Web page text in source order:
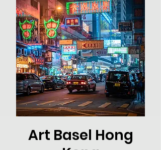
Art Basel Hong